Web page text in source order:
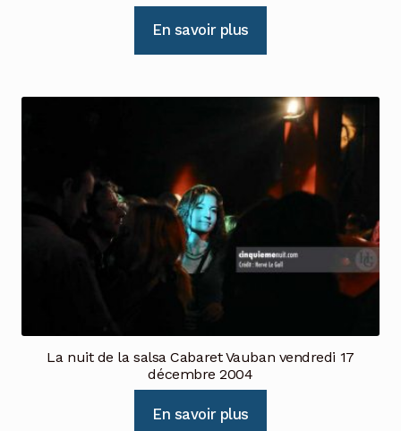
En savoir plus
La nuit de la salsa Cabaret Vauban vendredi 17
décembre 2004
En savoir plus